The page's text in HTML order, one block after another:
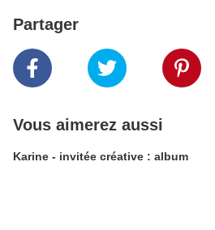
Partager
Vous aimerez aussi
Karine - invitée créative : album